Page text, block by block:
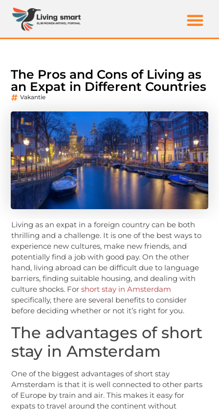
The Pros and Cons of Living as
an Expat in Different Countries
Vakantie
Living as an expat in a foreign country can be both
thrilling and a challenge. It is one of the best ways to
experience new cultures, make new friends, and
potentially find a job with good pay. On the other
hand, living abroad can be difficult due to language
barriers, finding suitable housing, and dealing with
culture shocks. Forshort stay in Amsterdam
specifically, there are several benefits to consider
before deciding whether or not it’s right for you.
The advantages of short
stay in Amsterdam
One of the biggest advantages of short stay
Amsterdam is that it is well connected to other parts
of Europe by train and air. This makes it easy for
expats to travel around the continent without